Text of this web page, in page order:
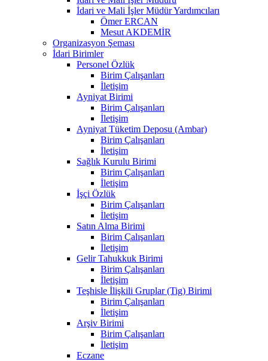
İdari ve Mali İşler Müdür Yardımcıları
Ömer ERCAN
Mesut AKDEMİR
Organizasyon Şeması
İdari Birimler
Personel Özlük
Birim Çalışanları
İletişim
Ayniyat Birimi
Birim Çalışanları
İletişim
Ayniyat Tüketim Deposu (Ambar)
Birim Çalışanları
İletişim
Sağlık Kurulu Birimi
Birim Çalışanları
İletişim
İşçi Özlük
Birim Çalışanları
İletişim
Satın Alma Birimi
Birim Çalışanları
İletişim
Gelir Tahukkuk Birimi
Birim Çalışanları
İletişim
Teşhisle İlişkili Gruplar (Tig) Birimi
Birim Çalışanları
İletişim
Arşiv Birimi
Birim Çalışanları
İletişim
Eczane